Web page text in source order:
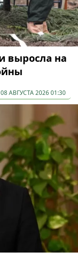
выросла на
08 АВГУСТА 2026 01:30